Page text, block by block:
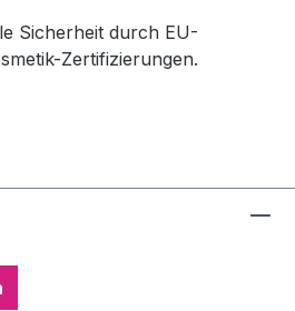
Sicherheit durch EU-
Zertifizierungen.